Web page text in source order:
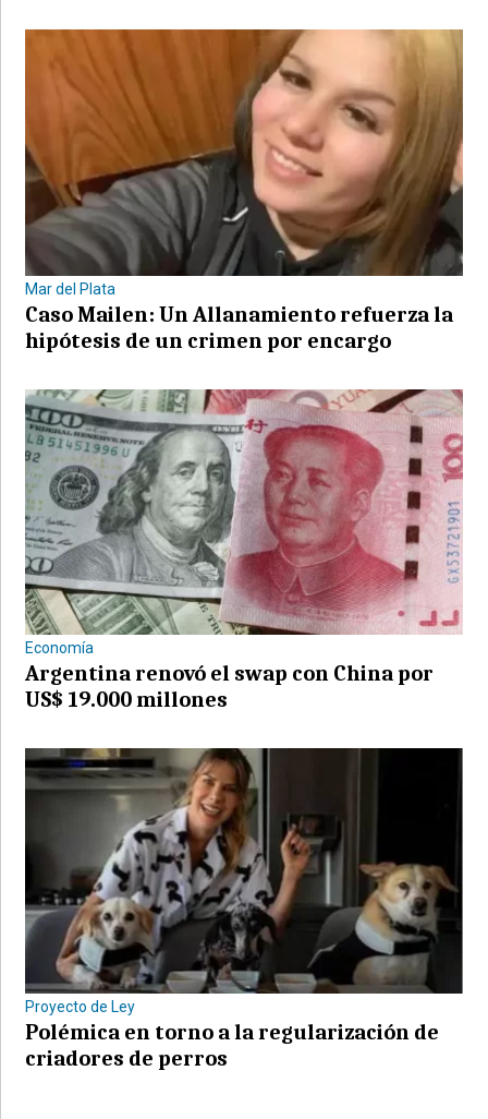
Mar del Plata
Caso Mailen: Un Allanamiento refuerza la
hipótesis de un crimen por encargo
Economía
Argentina renovó el swap con China por
US$ 19.000 millones
Proyecto de Ley
Polémica en torno a la regularización de
criadores de perros